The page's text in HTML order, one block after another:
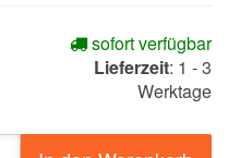
sofort verfügbar
Lieferzeit: 1 - 3
Werktage